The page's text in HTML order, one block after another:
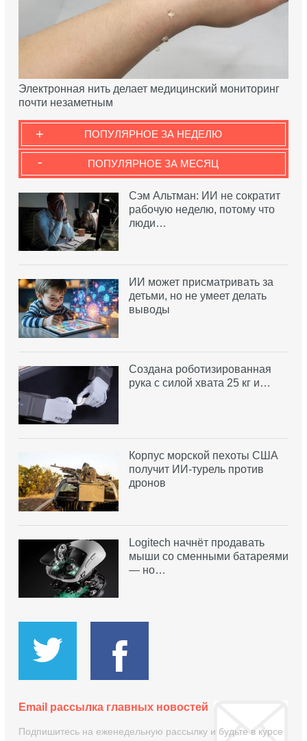
Электронная нить делает медицинский мониторинг
почти незаметным
ПОПУЛЯРНОЕ ЗА НЕДЕЛЮ
+
ПОПУЛЯРНОЕ ЗА МЕСЯЦ
-
Сэм Альтман: ИИ не сократит
рабочую неделю, потому что
люди…
ИИ может присматривать за
детьми, но не умеет делать
выводы
Создана роботизированная
рука с силой хвата 25 кг и…
Корпус морской пехоты США
получит ИИ-турель против
дронов
Logitech начнёт продавать
мыши со сменными батареями
— но…
Email рассылка главных новостей
Подпишитесь на еженедельную рассылку и будьте в курсе